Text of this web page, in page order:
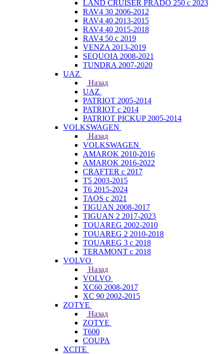
LAND CRUISER PRADO 250 с 2023
RAV4 30 2006-2012
RAV4 40 2013-2015
RAV4 40 2015-2018
RAV4 50 с 2019
VENZA 2013-2019
SEQUOIA 2008-2021
TUNDRA 2007-2020
UAZ
Назад
UAZ
PATRIOT 2005-2014
PATRIOT с 2014
PATRIOT PICKUP 2005-2014
VOLKSWAGEN
Назад
VOLKSWAGEN
AMAROK 2010-2016
AMAROK 2016-2022
CRAFTER с 2017
T5 2003-2015
T6 2015-2024
TAOS с 2021
TIGUAN 2008-2017
TIGUAN 2 2017-2023
TOUAREG 2002-2010
TOUAREG 2 2010-2018
TOUAREG 3 с 2018
TERAMONT с 2018
VOLVO
Назад
VOLVO
XC60 2008-2017
XC 90 2002-2015
ZOTYE
Назад
ZOTYE
T600
COUPA
XCITE